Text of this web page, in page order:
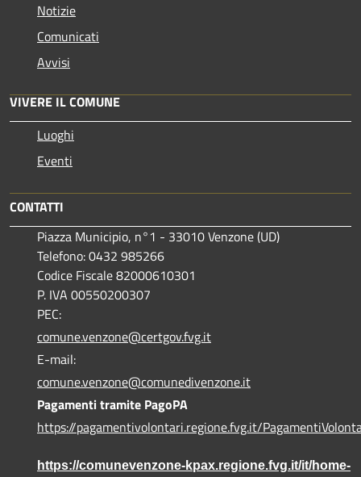
Notizie
Comunicati
Avvisi
VIVERE IL COMUNE
Luoghi
Eventi
CONTATTI
Piazza Municipio, n°1 - 33010 Venzone (UD)
Telefono: 0432 985266
Codice Fiscale 82000610301
P. IVA 00550200307
PEC:
comune.venzone@certgov.fvg.it
E-mail:
comune.venzone@comunedivenzone.it
Pagamenti tramite PagoPA
https://pagamentivolontari.regione.fvg.it/
https://comunevenzone-kpax.regione.fvg.it/it/home-